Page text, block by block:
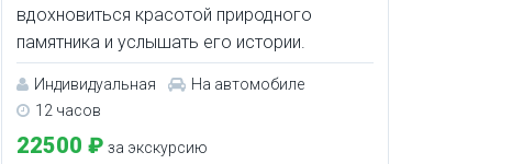
вдохновиться красотой природного
памятника и услышать его истории.
Индивидуальная
На автомобиле
12 часов
22500 ₽ за экскурсию